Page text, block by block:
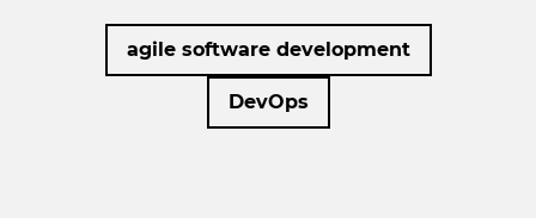
agile software development
DevOps